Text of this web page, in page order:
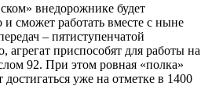
внедорожнике будет
и сможет работать вместе с ныне
– пятиступенчатой
агрегат приспособят для работы на
92. При этом ровная «полка»
уже на отметке в 1400